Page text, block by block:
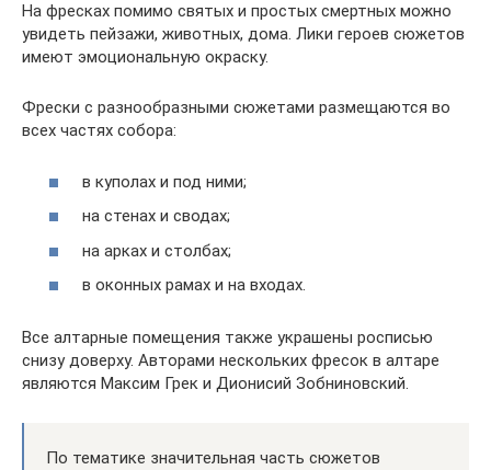
На фресках помимо святых и простых смертных можно
увидеть пейзажи, животных, дома. Лики героев сюжетов
имеют эмоциональную окраску.
Фрески с разнообразными сюжетами размещаются во
всех частях собора:
в куполах и под ними;
на стенах и сводах;
на арках и столбах;
в оконных рамах и на входах.
Все алтарные помещения также украшены росписью
снизу доверху. Авторами нескольких фресок в алтаре
являются Максим Грек и Дионисий Зобниновский.
По тематике значительная часть сюжетов